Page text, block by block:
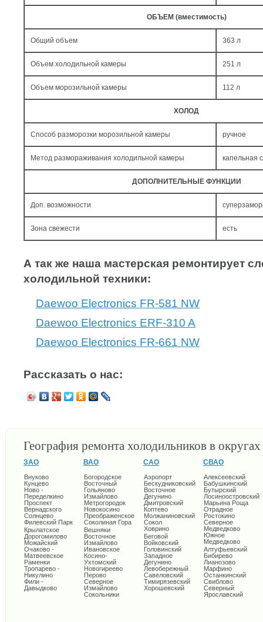
ОБЪЕМ (вместимость)
Общий объем 363 л
Объем холодильной камеры 251 л
Объем морозильной камеры 112 л
ХОЛОД
Способ разморозки морозильной камеры ручное
Метод размораживания холодильной камеры капельная
ДОПОЛНИТЕЛЬНЫЕ ФУНКЦИИ
Доп. возможности
Зона свежести есть
А так же наша мастерская ремонтирует
холодильной техники:
Daewoo Electronics FR-581 NW
Daewoo Electronics ERF-310 A
Daewoo Electronics FR-661 NW
Рассказать о нас:
География ремонта холодильников в
ЗАО
Внуково
Кунцево
Ново -
Переделкино
Проспект
Вернадского
Солнцево
Филевский Парк
Крылатское
Дорогомилово
Можайский
Очаково -
Матвеевское
Раменки
Тропарево -
Никулино
Фили -
Давыдково
ВАО
Богородское
Восточный
Гольяново
Измайлово
Метрогородок
Новокосино
Преображенское
Соколиная Гора
Вешняки
Восточное
Измайлово
Ивановское
Косино-
Ухтомский
Новогиреево
Перово
Северное
Измайлово
Сокольники
САО
Аэропорт
Бескудниковский
Восточное
Дегунино
Дмитровский
Коптево
Молжаниновский
Сокол
Ховрино
Беговой
Войковский
Головинский
Западное
Дегунино
Левобережный
Савеловский
Тимирязевский
Хорошевский
СВАО
Алексеевский
Бабушкинский
Бутырский
Лосиноостровский
Марьина Роща
Отрадное
Ростокино
Северное
Медведково
Южное
Медведково
Алтуфьевский
Бибирево
Лианозово
Марфино
Останкинский
Свиблово
Северный
Ярославский